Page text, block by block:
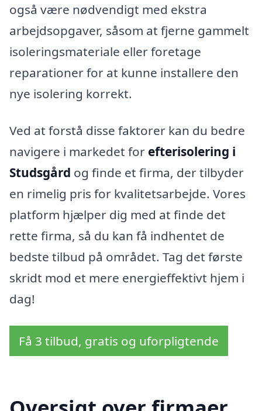
også være nødvendigt med ekstra
arbejdsopgaver, såsom at fjerne gammelt
isoleringsmateriale eller foretage
reparationer for at kunne installere den
nye isolering korrekt.
Ved at forstå disse faktorer kan du bedre
navigere i markedet for efterisolering i
Studsgård og finde et firma, der tilbyder
en rimelig pris for kvalitetsarbejde. Vores
platform hjælper dig med at finde det
rette firma, så du kan få indhentet de
bedste tilbud på området. Tag det første
skridt mod et mere energieffektivt hjem i
dag!
Få 3 tilbud, gratis og uforpligtende